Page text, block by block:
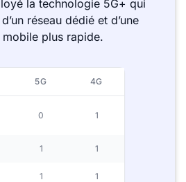
la technologie 5G+ qui
réseau dédié et d’une
plus rapide.
5G 4G
0 1
1 1
1 1